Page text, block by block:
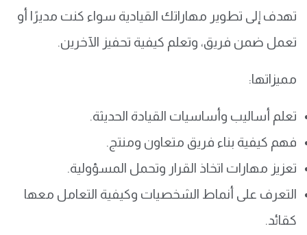
تهدف إلى تطوير مهاراتك القيادية سواء كنت مديرًا أو
تعمل ضمن فريق، وتعلم كيفية تحفيز الآخرين.
مميزاتها:
تعلم أساليب وأساسيات القيادة الحديثة.
فهم كيفية بناء فريق متعاون ومنتج.
تعزيز مهارات اتخاذ القرار وتحمل المسؤولية.
التعرف على أنماط الشخصيات وكيفية التعامل معها
كقائد.